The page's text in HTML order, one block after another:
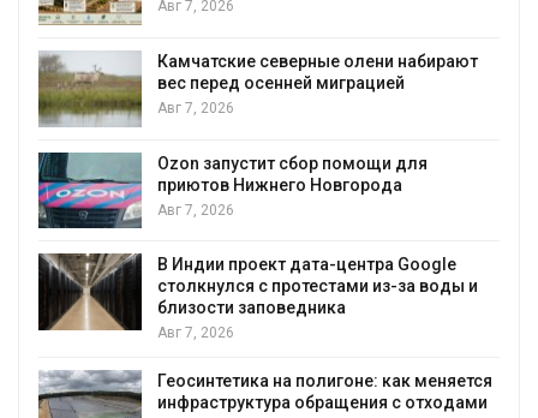
Авг 7, 2026
Камчатские северные олени набирают
вес перед осенней миграцией
Авг 7, 2026
Ozon запустит сбор помощи для
приютов Нижнего Новгорода
Авг 7, 2026
В Индии проект дата-центра Google
столкнулся с протестами из-за воды и
близости заповедника
Авг 7, 2026
Геосинтетика на полигоне: как меняется
инфраструктура обращения с отходами